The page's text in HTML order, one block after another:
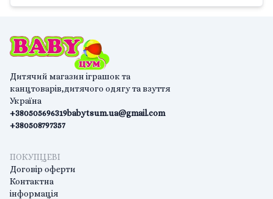
Дитячий магазин іграшок та
канцтоварів,дитячого одягу та взуття
Україна
+380505696319
+380508797357
babytsum.ua@gmail.com
ПОКУПЦЕВІ
Договір оферти
Контактна
інформація